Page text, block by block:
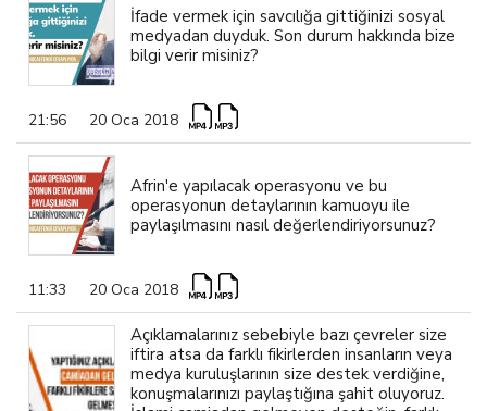
İfade vermek için savcılığa gittiğinizi sosyal
medyadan duyduk. Son durum hakkında bize
bilgi verir misiniz?
21:56 20 Oca 2018
Afrin'e yapılacak operasyonu ve bu
operasyonun detaylarının kamuoyu ile
paylaşılmasını nasıl değerlendiriyorsunuz?
11:33 20 Oca 2018
Açıklamalarınız sebebiyle bazı çevreler size
iftira atsa da farklı fikirlerden insanların veya
medya kuruluşlarının size destek verdiğine,
konuşmalarınızı paylaştığına şahit oluyoruz.